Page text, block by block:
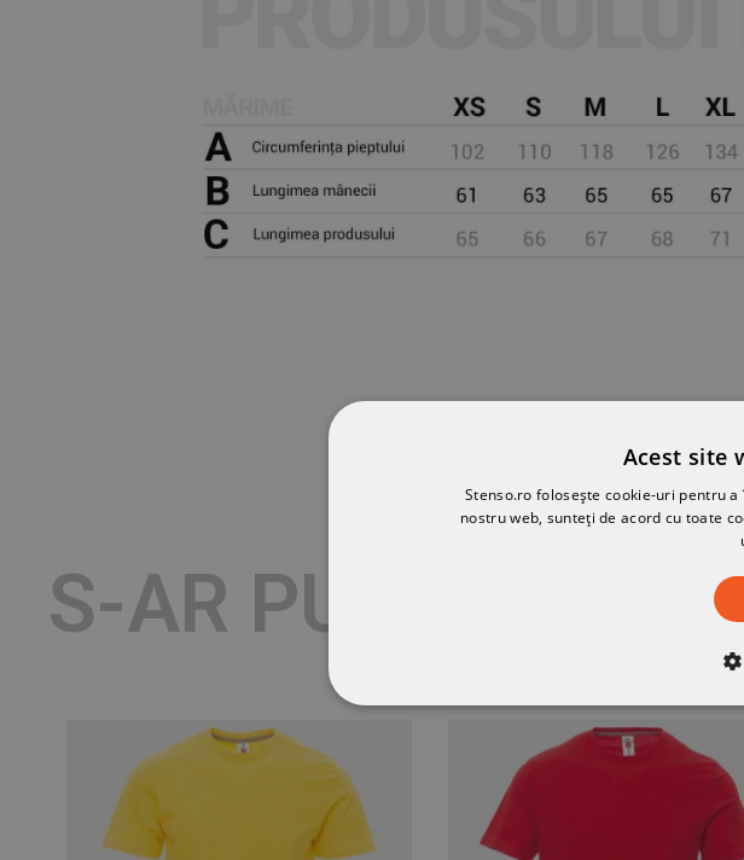
S-AR PUTEA SĂ-ȚI
Acest site
Stenso.ro folosește cookie-uri pentru
nostru web, sunteți de acord cu toate
NECLASIFICATE